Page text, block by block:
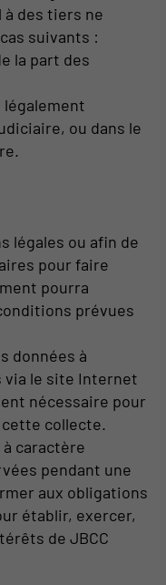
à des tiers ne
suivants :
la part des
ou dans le
légales ou afin de
pour faire
pourra
prévues
données à
via le site Internet
nécessaire pour
collecte.
caractère
pendant une
aux obligations
établir, exercer,
de JBCC